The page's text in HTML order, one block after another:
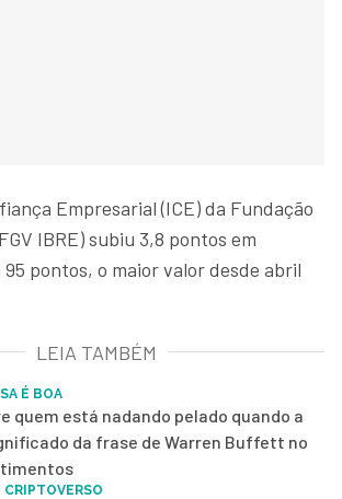
Empresarial (ICE) da Fundação
IBRE) subiu 3,8 pontos em
pontos, o maior valor desde abril
LEIA TAMBÉM
É BOA
quem está nadando pelado quando a
da frase de Warren Buffett no